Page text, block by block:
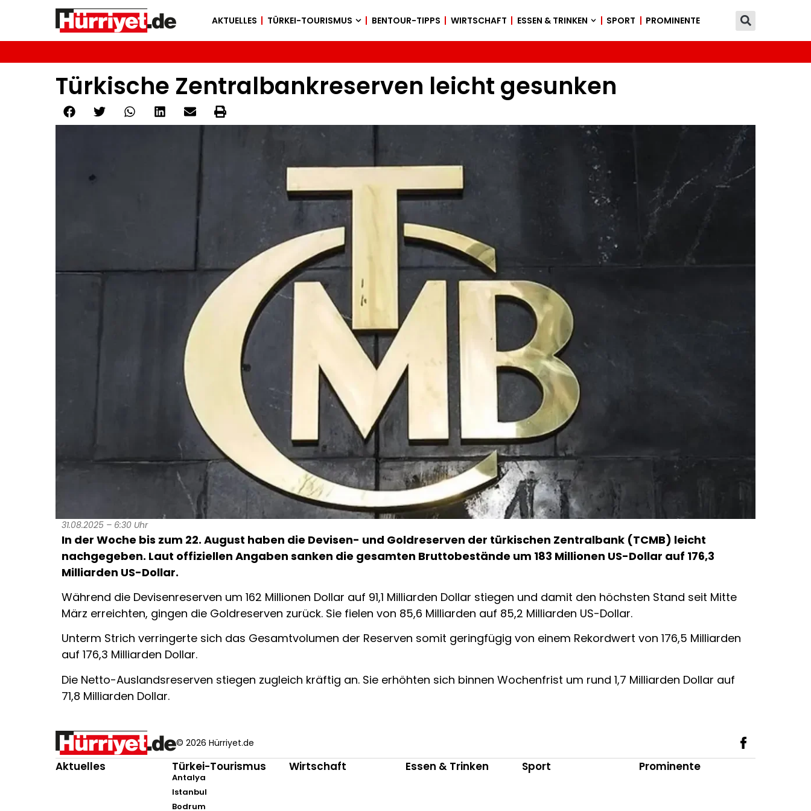
AKTUELLES TÜRKEI-TOURISMUS BENTOUR-TIPPS WIRTSCHAFT ESSEN & TRINKEN SPORT PROMINENTE
Türkische Zentralbankreserven leicht gesunken
31.08.2025 – 6:30 Uhr
In der Woche bis zum 22. August haben die Devisen- und Goldreserven der türkischen Zentralbank (TCMB) leicht
nachgegeben. Laut offiziellen Angaben sanken die gesamten Bruttobestände um 183 Millionen US-Dollar auf 176,3
Milliarden US-Dollar.
Während die Devisenreserven um 162 Millionen Dollar auf 91,1 Milliarden Dollar stiegen und damit den höchsten Stand seit Mitte
März erreichten, gingen die Goldreserven zurück. Sie fielen von 85,6 Milliarden auf 85,2 Milliarden US-Dollar.
Unterm Strich verringerte sich das Gesamtvolumen der Reserven somit geringfügig von einem Rekordwert von 176,5 Milliarden
auf 176,3 Milliarden Dollar.
Die Netto-Auslandsreserven stiegen zugleich kräftig an. Sie erhöhten sich binnen Wochenfrist um rund 1,7 Milliarden Dollar auf
71,8 Milliarden Dollar.
© 2026 Hürriyet.de
Aktuelles Türkei-Tourismus
Antalya
Istanbul
Bodrum
Wirtschaft Essen & Trinken Sport Prominente